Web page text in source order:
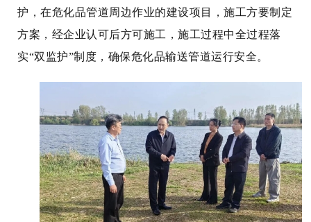
护，在危化品管道周边作业的建设项目，施工方要制定
方案，经企业认可后方可施工，施工过程中全过程落
实“双监护”制度，确保危化品输送管道运行安全。